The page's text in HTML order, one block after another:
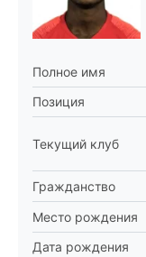
Полное имя
Позиция
Текущий клуб
Гражданство
Место рождения
Дата рождения